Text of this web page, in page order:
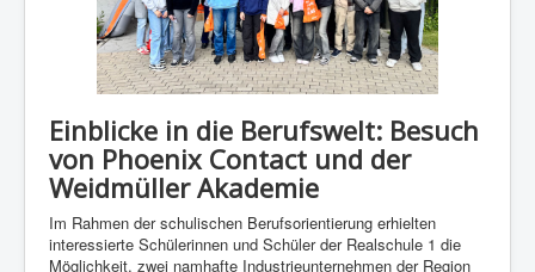
Einblicke in die Berufswelt: Besuch
von Phoenix Contact und der
Weidmüller Akademie
Im Rahmen der schulischen Berufsorientierung erhielten
interessierte Schülerinnen und Schüler der Realschule 1 die
Möglichkeit, zwei namhafte Industrieunternehmen der Region